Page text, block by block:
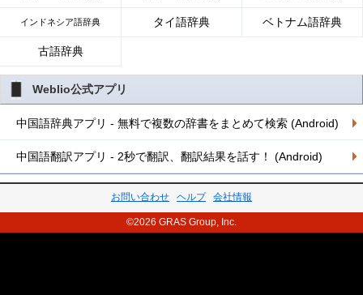
インドネシア語辞典 タイ語辞典 ベトナム語辞典
古語辞典
Weblio公式アプリ
中国語辞典アプリ - 無料で複数の辞書をまとめて検索 (Android)
中国語翻訳アプリ - 2秒で翻訳、翻訳結果を話す！ (Android)
お問い合わせ ヘルプ 会社情報
©2026 GRAS Group, Inc.